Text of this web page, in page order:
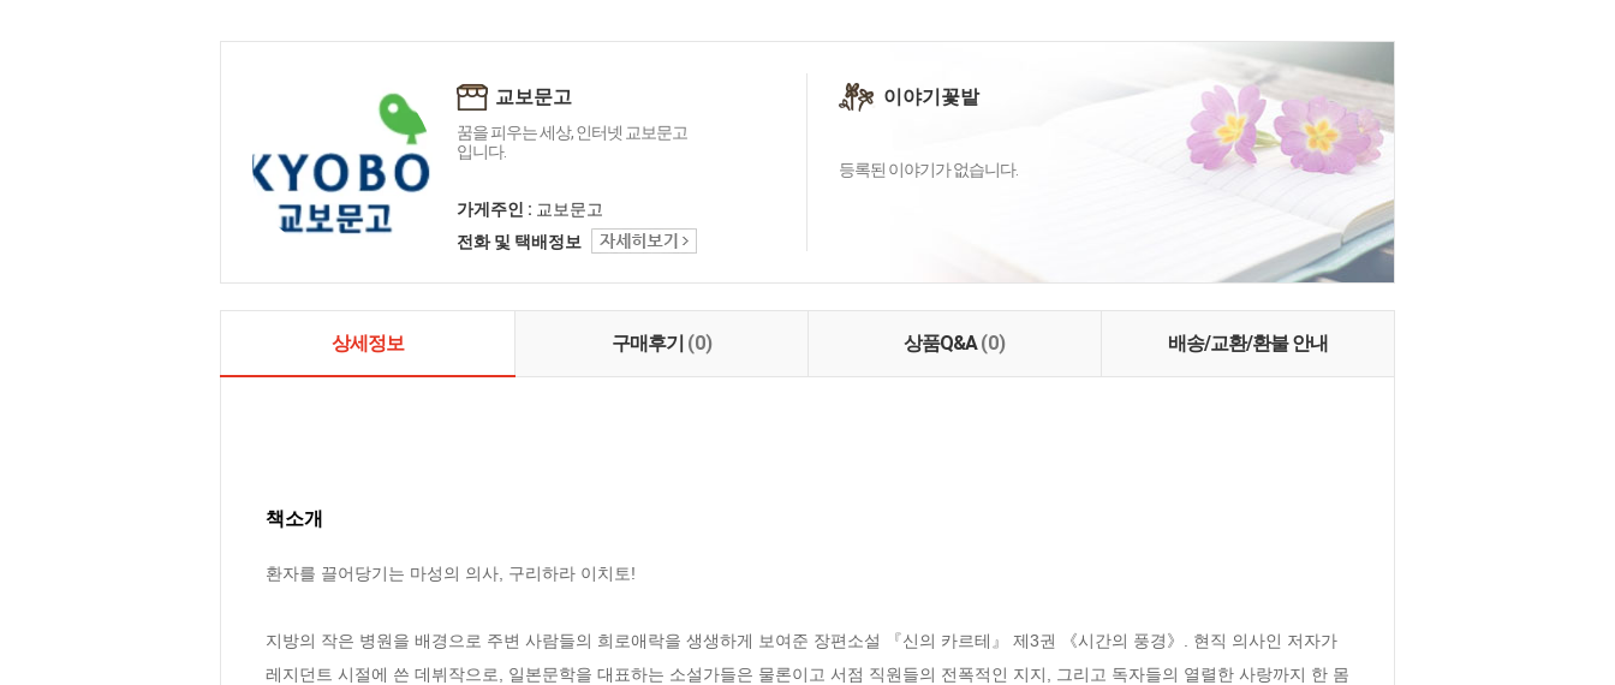
교보문고
꿈을 피우는 세상, 인터넷 교보문고
입니다.
가게주인 : 교보문고
전화 및 택배정보
이야기꽃밭
등록된 이야기가 없습니다.
상세정보 구매후기 (0) 상품Q&A(0) 배송/교환/환불 안내
책소개
환자를 끌어당기는 마성의 의사, 구리하라 이치토!
지방의 작은 병원을 배경으로 주변 사람들의 희로애락을 생생하게 보여준 장편소설 『신의 카르테』 제3권 《시간의 풍경》. 현직 의사인 저자가
레지던트 시절에 쓴 데뷔작으로, 일본문학을 대표하는 소설가들은 물론이고 서점 직원들의 전폭적인 지지, 그리고 독자들의 열렬한 사랑까지 한 몸